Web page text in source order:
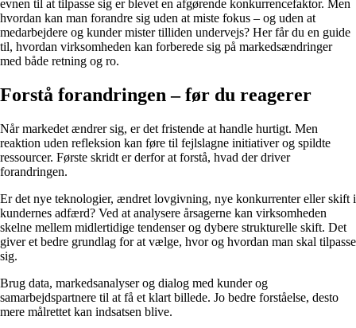
evnen til at tilpasse sig er blevet en afgørende konkurrencefaktor. Men
hvordan kan man forandre sig uden at miste fokus – og uden at
medarbejdere og kunder mister tilliden undervejs? Her får du en guide
til, hvordan virksomheden kan forberede sig på markedsændringer
med både retning og ro.
Forstå forandringen – før du reagerer
Når markedet ændrer sig, er det fristende at handle hurtigt. Men
reaktion uden refleksion kan føre til fejlslagne initiativer og spildte
ressourcer. Første skridt er derfor at forstå, hvad der driver
forandringen.
Er det nye teknologier, ændret lovgivning, nye konkurrenter eller skift i
kundernes adfærd? Ved at analysere årsagerne kan virksomheden
skelne mellem midlertidige tendenser og dybere strukturelle skift. Det
giver et bedre grundlag for at vælge, hvor og hvordan man skal tilpasse
sig.
Brug data, markedsanalyser og dialog med kunder og
samarbejdspartnere til at få et klart billede. Jo bedre forståelse, desto
mere målrettet kan indsatsen blive.